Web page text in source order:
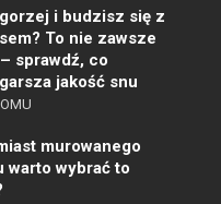
i budzisz się z
To nie zawsze
sprawdź, co
jakość snu
murowanego
warto wybrać to